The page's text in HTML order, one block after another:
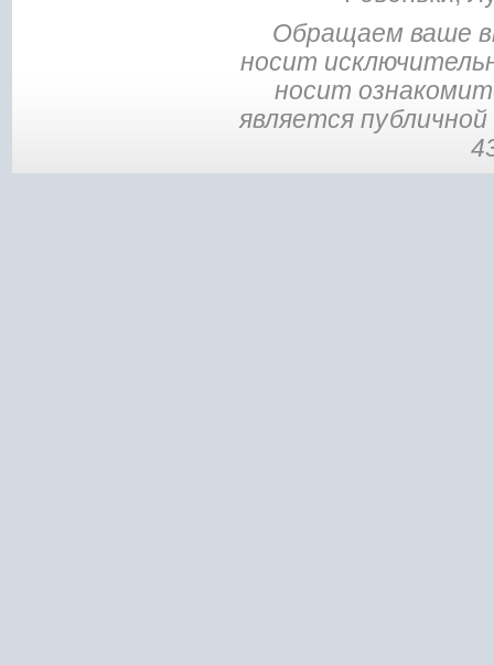
Обращаем ваше
носит
носит
является